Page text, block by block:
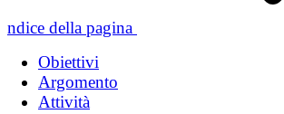
Indice della pagina
Obiettivi
Argomento
Attività